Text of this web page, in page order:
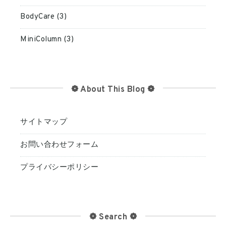
BodyCare (3)
MiniColumn (3)
❁ About This Blog ❁
サイトマップ
お問い合わせフォーム
プライバシーポリシー
❁ Search ❁